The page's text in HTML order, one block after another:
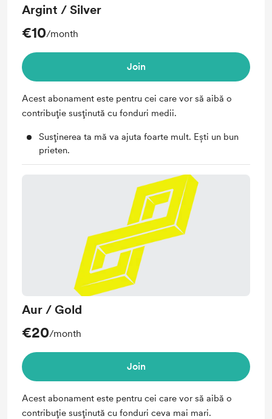
Argint / Silver
€10/month
Join
Acest abonament este pentru cei care vor să aibă o
contribuție susținută cu fonduri medii.
Susținerea ta mă va ajuta foarte mult. Ești un bun
prieten.
Aur / Gold
€20/month
Join
Acest abonament este pentru cei care vor să aibă o
contribuție susținută cu fonduri ceva mai mari.